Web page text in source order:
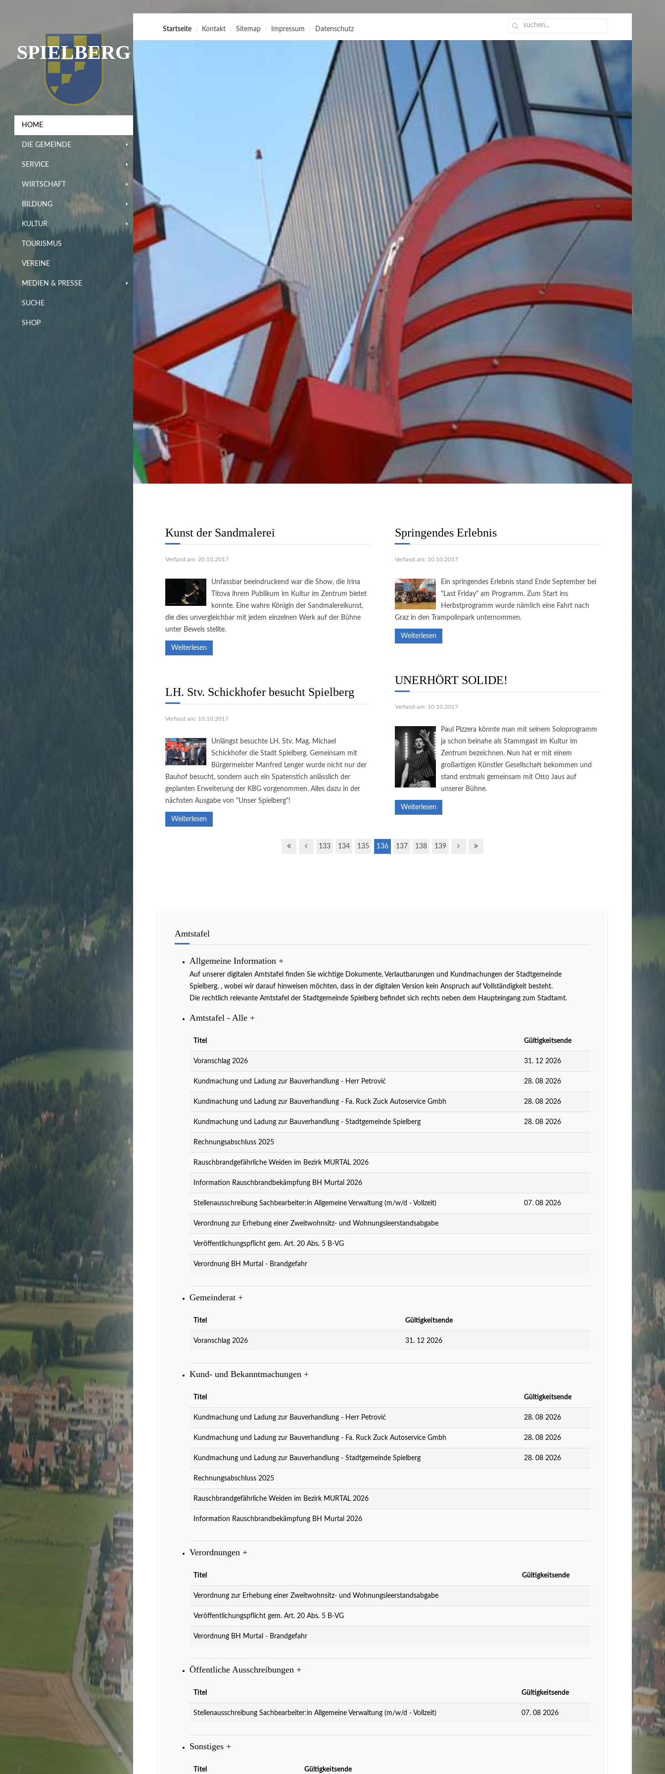
SPIELBERG
HOME
DIE GEMEINDE
SERVICE
WIRTSCHAFT
BILDUNG
KULTUR
TOURISMUS
VEREINE
MEDIEN & PRESSE
SUCHE
SHOP
Startseite Kontakt Sitemap Impressum Datenschutz
Veranstaltungen Die aktuellen Veranstaltungen
auf einen Blick.weiter..
KulturSpielberg ist Kultur - Kultur ist Spielberg!weiter..
Kunst der Sandmalerei
Verfasst am: 20.10.2017
Unfassbar beeindruckend war die Show, die Irina
Titova ihrem Publikum im Kultur im Zentrum bietet
konnte. Eine wahre Königin der Sandmalereikunst,
die dies unvergleichbar mit jedem einzelnen Werk auf der Bühne
unter Beweis stellte.
Weiterlesen
LH. Stv. Schickhofer besucht Spielberg
Verfasst am: 10.10.2017
Unlängst besuchte LH. Stv. Mag. Michael
Schickhofer die Stadt Spielberg. Gemeinsam mit
Bürgermeister Manfred Lenger wurde nicht nur der
Bauhof besucht, sondern auch ein Spatenstich anlässlich der
geplanten Erweiterung der KBG vorgenommen. Alles dazu in der
nächsten Ausgabe von "Unser Spielberg"!
Weiterlesen
Springendes Erlebnis
Verfasst am: 10.10.2017
Ein springendes Erlebnis stand Ende September bei
"Last Friday" am Programm. Zum Start ins
Herbstprogramm wurde nämlich eine Fahrt nach
Graz in den Trampolinpark unternommen.
Weiterlesen
UNERHÖRT SOLIDE!
Verfasst am: 10.10.2017
Paul Pizzera könnte man mit seinem Soloprogramm
ja schon beinahe als Stammgast im Kultur im
Zentrum bezeichnen. Nun hat er mit einem
großartigen Künstler Gesellschaft bekommen und
stand erstmals gemeinsam mit Otto Jaus auf
unserer Bühne.
Weiterlesen
133 134 135 136 137 138 139
Amtstafel
Allgemeine Information +
Auf unserer digitalen Amtstafel finden Sie wichtige Dokumente, Verlautbarungen und Kundmachungen der Stadtgemeinde
Spielberg, , wobei wir darauf hinweisen möchten, dass in der digitalen Version kein Anspruch auf Vollständigkeit besteht.
Die rechtlich relevante Amtstafel der Stadtgemeinde Spielberg befindet sich rechts neben dem Haupteingang zum Stadtamt.
Amtstafel - Alle +
Titel Gültigkeitsende
Voranschlag 2026 31. 12 2026
Kundmachung und Ladung zur Bauverhandlung - Herr Petrović 28. 08 2026
Kundmachung und Ladung zur Bauverhandlung - Fa. Ruck Zuck Autoservice Gmbh 28. 08 2026
Kundmachung und Ladung zur Bauverhandlung - Stadtgemeinde Spielberg 28. 08 2026
Rechnungsabschluss 2025
Rauschbrandgefährliche Weiden im Bezirk MURTAL 2026
Information Rauschbrandbekämpfung BH Murtal 2026
Stellenausschreibung Sachbearbeiter:in Allgemeine Verwaltung (m/w/d - Vollzeit) 07. 08 2026
Verordnung zur Erhebung einer Zweitwohnsitz- und Wohnungsleerstandsabgabe
Veröffentlichungspflicht gem. Art. 20 Abs. 5 B-VG
Verordnung BH Murtal - Brandgefahr
Gemeinderat +
Titel Gültigkeitsende
Voranschlag 2026 31. 12 2026
Kund- und Bekanntmachungen +
Titel Gültigkeitsende
Kundmachung und Ladung zur Bauverhandlung - Herr Petrović 28. 08 2026
Kundmachung und Ladung zur Bauverhandlung - Fa. Ruck Zuck Autoservice Gmbh 28. 08 2026
Kundmachung und Ladung zur Bauverhandlung - Stadtgemeinde Spielberg 28. 08 2026
Rechnungsabschluss 2025
Rauschbrandgefährliche Weiden im Bezirk MURTAL 2026
Information Rauschbrandbekämpfung BH Murtal 2026
Verordnungen +
Titel Gültigkeitsende
Verordnung zur Erhebung einer Zweitwohnsitz- und Wohnungsleerstandsabgabe
Veröffentlichungspflicht gem. Art. 20 Abs. 5 B-VG
Verordnung BH Murtal - Brandgefahr
Öffentliche Ausschreibungen +
Titel Gültigkeitsende
Stellenausschreibung Sachbearbeiter:in Allgemeine Verwaltung (m/w/d - Vollzeit) 07. 08 2026
Sonstiges +
Titel Gültigkeitsende